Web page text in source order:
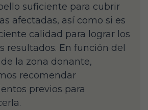
suficiente para cubrir
afectadas, así como si es
calidad para lograr los
resultados. En función del
la zona donante,
recomendar
previos para